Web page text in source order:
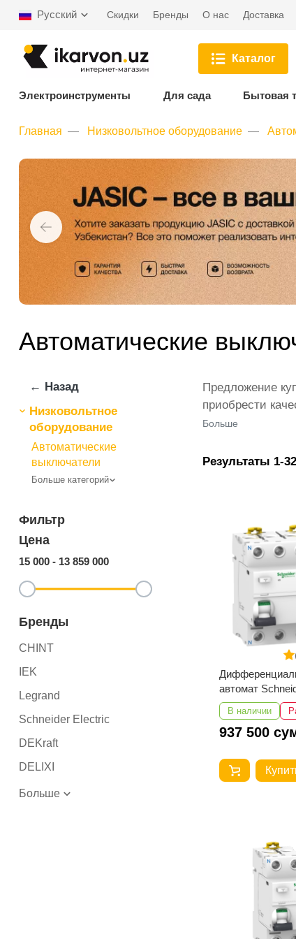
Русский Скидки Бренды О нас Доставка
Каталог
Электроинструменты Для сада Бытовая
Главная Низковольтное оборудование
Автоматические
← Назад
Низковольтное
оборудование
Автоматические
выключатели
Больше категорий
Фильтр
Цена
15 000 - 13 859 000
Бренды
CHINT
IEK
Legrand
Schneider Electric
DEKraft
DELIXI
Больше
Предложение
приобрести
удобные
позволяющие
Больше
Результаты 1-
автомат
A9R41463 iID
В наличии
937 500